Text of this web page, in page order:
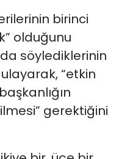
birinci
olduğunu
söylediklerinin
“etkin
gerektiğini